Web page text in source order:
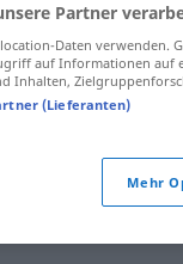
Partner
Daten verwenden.
auf Informationen auf
Inhalten,
(Lieferanten)
Mehr